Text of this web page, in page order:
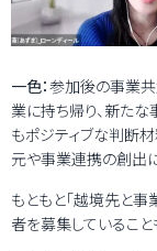
一色：参加後の事業共
業に持ち帰り、新た
もポジティブな判断
元や事業連携の創出
もともと「越境先と
者を募集しているこ